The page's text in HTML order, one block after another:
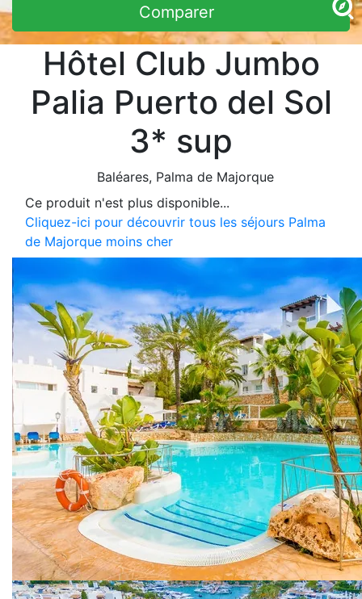
Comparer
Hôtel Club Jumbo
Palia Puerto del Sol
3* sup
Baléares, Palma de Majorque
Ce produit n'est plus disponible...
Cliquez-ici pour découvrir tous les séjours Palma
de Majorque moins cher